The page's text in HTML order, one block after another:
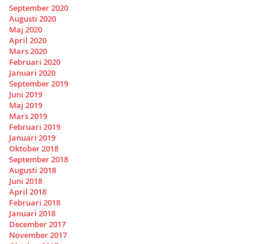
September 2020
Augusti 2020
Maj 2020
April 2020
Mars 2020
Februari 2020
Januari 2020
September 2019
Juni 2019
Maj 2019
Mars 2019
Februari 2019
Januari 2019
Oktober 2018
September 2018
Augusti 2018
Juni 2018
April 2018
Februari 2018
Januari 2018
December 2017
November 2017